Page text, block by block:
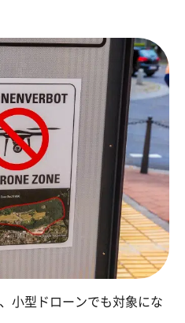
小型ドローンでも対象にな